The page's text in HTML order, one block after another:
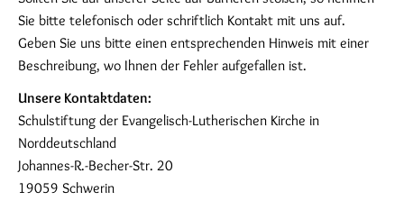
Sie bitte telefonisch oder schriftlich Kontakt mit uns auf.
Geben Sie uns bitte einen entsprechenden Hinweis mit einer
Beschreibung, wo Ihnen der Fehler aufgefallen ist.
Unsere Kontaktdaten:
Schulstiftung der Evangelisch-Lutherischen Kirche in
Norddeutschland
Johannes-R.-Becher-Str. 20
19059 Schwerin